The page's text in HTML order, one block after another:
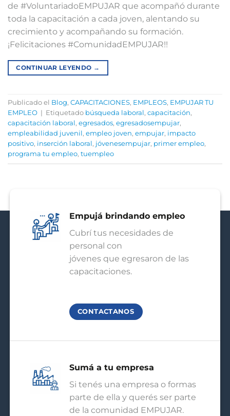
de #VoluntariadoEMPUJAR que acompañó durante
toda la capacitación a cada joven, alentando su
crecimiento y acompañando su formación.⁣ ⁣
¡Felicitaciones #ComunidadEMPUJAR!!⁣⁣
CONTINUAR LEYENDO →
Publicado el Blog, CAPACITACIONES, EMPLEOS, EMPUJAR TU
EMPLEO
Etiquetado búsqueda laboral , capacitación,
capacitación laboral , egresados, egresadosempujar,
empleabilidad juvenil , empleo joven, empujar, impacto
positivo, inserción laboral , jóvenesempujar, primer empleo,
programa tu empleo, tuempleo
Empujá brindando empleo
Cubrí tus necesidades de
personal con
jóvenes que egresaron de las
capacitaciones.
CONTACTANOS
Sumá a tu empresa
Si tenés una empresa o formas
parte de ella y querés ser parte
de la comunidad EMPUJAR.